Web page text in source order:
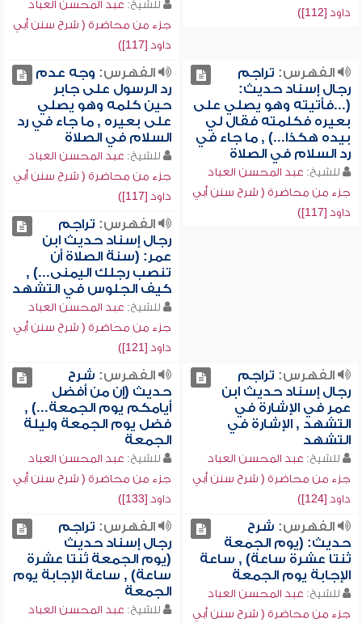
داود [112])
للشيخ: عبد المحسن العباد
جزء من محاضرة ( شرح سنن أبي
داود [117])
الفهرس: تراجم
رجال إسناد حديث:
(...فأتيته وهو يصلي على
بعيره فكلمته فقال لي
بيده هكذا...) , ما جاء في
رد السلام في الصلاة
للشيخ: عبد المحسن العباد
جزء من محاضرة ( شرح سنن أبي
داود [117])
الفهرس: وجه عدم
رد الرسول على جابر
حين كلمه وهو يصلي
على بعيره , ما جاء في رد
السلام في الصلاة
للشيخ: عبد المحسن العباد
جزء من محاضرة ( شرح سنن أبي
داود [117])
الفهرس: تراجم
رجال إسناد حديث ابن
عمر: (سنة الصلاة أن
تنصب رجلك اليمنى...) ,
كيف الجلوس في التشهد
للشيخ: عبد المحسن العباد
جزء من محاضرة ( شرح سنن أبي
داود [121])
الفهرس: تراجم
رجال إسناد حديث ابن
عمر في الإشارة في
التشهد , الإشارة في
التشهد
للشيخ: عبد المحسن العباد
جزء من محاضرة ( شرح سنن أبي
داود [124])
الفهرس: شرح
حديث (إن من أفضل
أيامكم يوم الجمعة...) ,
فضل يوم الجمعة وليلة
الجمعة
للشيخ: عبد المحسن العباد
جزء من محاضرة ( شرح سنن أبي
داود [133])
الفهرس: شرح
حديث: (يوم الجمعة
ثنتا عشرة ساعة) , ساعة
الإجابة يوم الجمعة
للشيخ: عبد المحسن العباد
جزء من محاضرة ( شرح سنن أبي
الفهرس: تراجم
رجال إسناد حديث
(يوم الجمعة ثنتا عشرة
ساعة) , ساعة الإجابة يوم
الجمعة
للشيخ: عبد المحسن العباد